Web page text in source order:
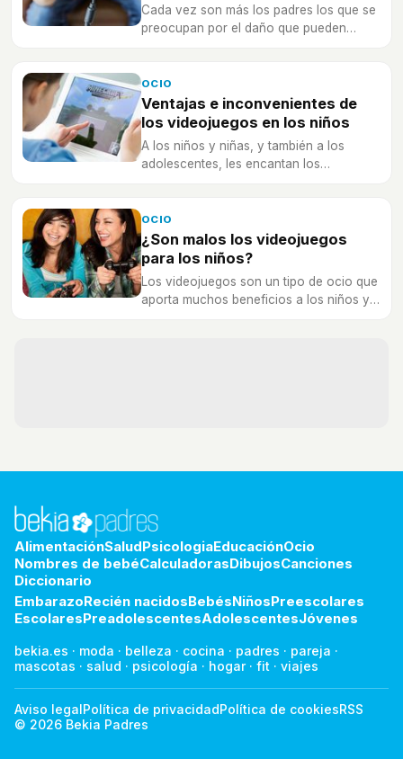
Cada vez son más los padres los que se
preocupan por el daño que pueden
OCIO
Ventajas e inconvenientes de
los videojuegos en los niños
A los niños y niñas, y también a los
adolescentes, les encantan los
conveniente para ellos.
OCIO
¿Son malos los videojuegos
para los niños?
Los videojuegos son un tipo de ocio que
aporta muchos beneficios a los niños y
AlimentaciónSaludPsicologiaEducaciónOcio
Nombres de bebéCalculadorasDibujosCanciones
Diccionario
EmbarazoRecién nacidosBebésNiñosPreescolares
EscolaresPreadolescentesAdolescentesJóvenes
bekia.es · moda · belleza · cocina · padres · pareja ·
mascotas · salud · psicología · hogar· fit · viajes
Aviso legalPolítica de privacidadPolítica de cookiesRSS
© 2026 Bekia Padres